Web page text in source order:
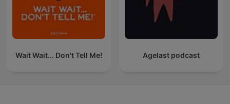
Wait Wait... Don't Tell Me! Agelast podcast